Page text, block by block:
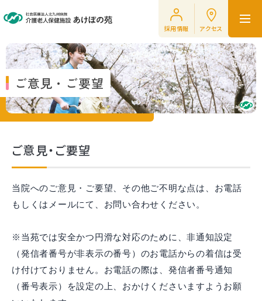
採用情報 アクセス
ご意見・ご要望
ご意見・ご要望
当院へのご意見・ご要望、その他ご不明な点は、お電話
もしくはメールにて、お問い合わせください。
※当苑では安全かつ円滑な対応のために、非通知設定
（発信者番号が非表示の番号）のお電話からの着信は受
け付けておりません。お電話の際は、発信者番号通知
（番号表示）を設定の上、おかけくださいますようお願